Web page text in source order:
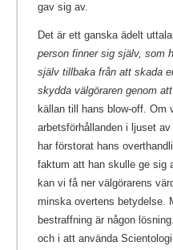
gav sig av.
Det är ett ganska ädelt
person finner sig själv, som
själv tillbaka från att skada
skydda välgöraren genom
källan till hans blow-off. Om
arbetsförhållanden i ljuset
har förstorat hans
faktum att han skulle ge sig
kan vi få ner välgörarens
minska overtens betydelse.
bestraffning är någon
och i att använda